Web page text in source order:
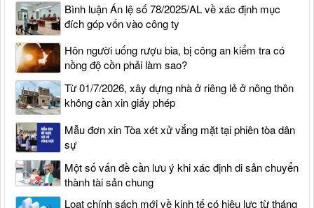
Bình luận Án lệ số 78/2025/AL về xác định mục
đích góp vốn vào công ty
Hôn người uống rượu bia, bị công an kiểm tra có
nồng độ cồn phải làm sao?
Từ 01/7/2026, xây dựng nhà ở riêng lẻ ở nông thôn
không cần xin giấy phép
Mẫu đơn xin Tòa xét xử vắng mặt tại phiên tòa dân
sự
Một số vấn đề cần lưu ý khi xác định di sản chuyển
thành tài sản chung
Loạt chính sách mới về kinh tế có hiệu lực từ tháng